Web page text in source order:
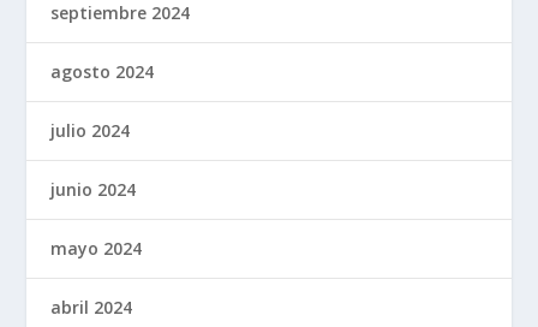
septiembre 2024
agosto 2024
julio 2024
junio 2024
mayo 2024
abril 2024